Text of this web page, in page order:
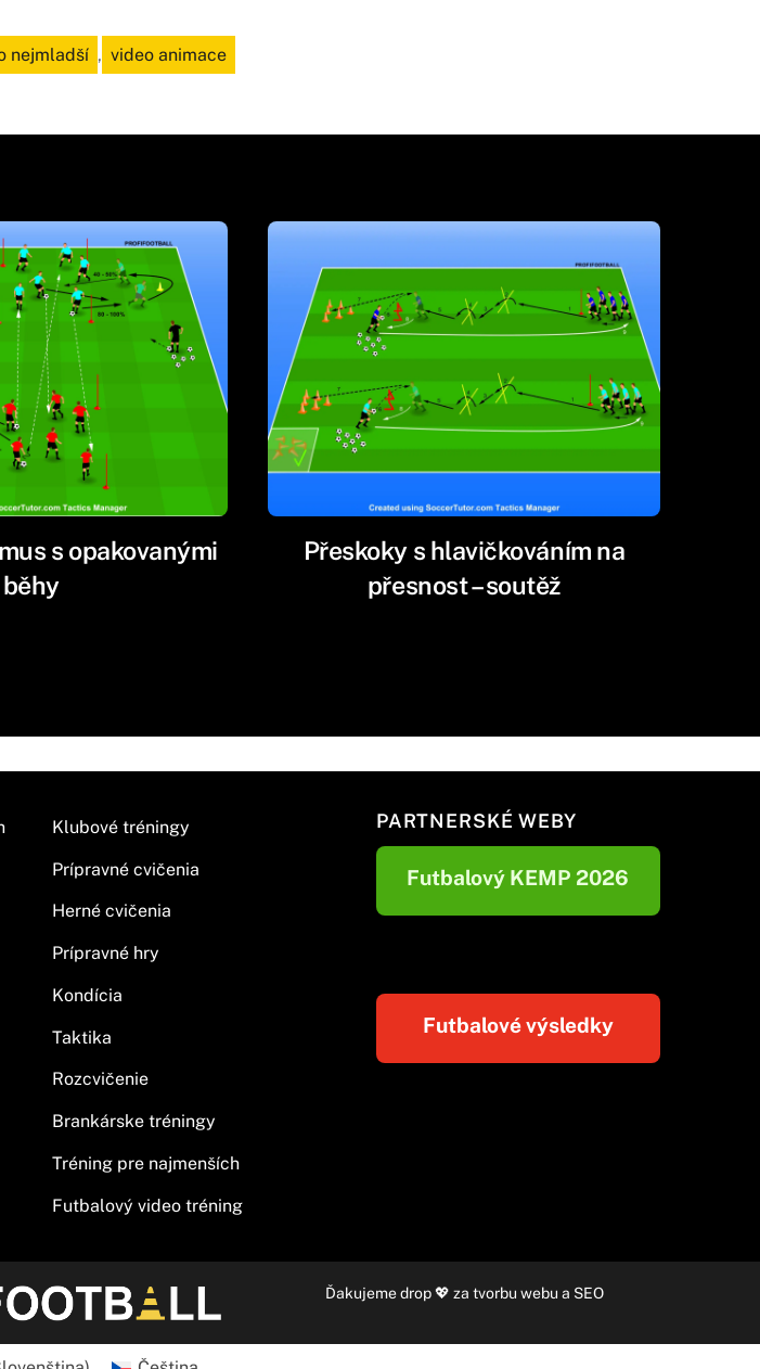
nejmladší , video animace
s opakovanými
běhy
Přeskoky s hlavičkováním na
přesnost – soutěž
Klubové tréningy
Prípravné cvičenia
Herné cvičenia
Prípravné hry
Kondícia
Taktika
Rozcvičenie
Brankárske tréningy
Tréning pre najmenších
Futbalový video tréning
PARTNERSKÉ WEBY
Futbalový KEMP 2026
Futbalové výsledky
Ďakujemedrop💖 za tvorbu webu a SEO